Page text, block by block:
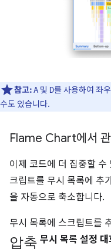
참고:A 및 D를 사용하여 좌
수도 있습니다.
Flame Chart에서 관
이제 코드에 더 집중할 수
크립트를 무시 목록에 추
을 자동으로 축소합니다.
무시 목록에 스크립트를
압축 무시 목록 설정 대